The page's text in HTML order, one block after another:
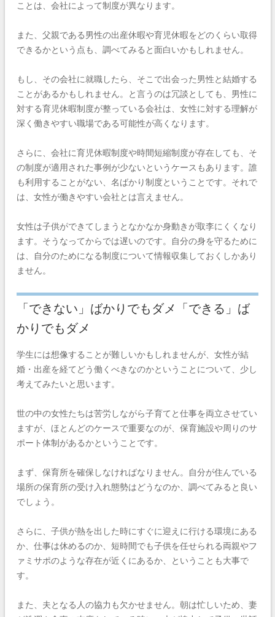
ことは、会社によって制度が異なります。
また、父親である男性の出産休暇や育児休暇をどのくらい取得
できるかという点も、調べてみると面白いかもしれません。
もし、その会社に就職したら、そこで出会った男性と結婚する
ことがあるかもしれません。と言うのは冗談としても、男性に
対する育児休暇制度が整っている会社は、女性に対する理解が
深く働きやすい職場である可能性が高くなります。
さらに、会社に育児休暇制度や時間短縮制度が存在しても、そ
の制度が適用された事例が少ないというケースもあります。誰
も利用することがない、名ばかり制度ということです。それで
は、女性が働きやすい会社とは言えません。
女性は子供ができてしまうとなかなか身動きが取李にくくなり
ます。そうなってからでは遅いのです。自分の身を守るために
は、自分のためになる制度について情報収集しておくしかあり
ません。
「できない」ばかりでもダメ「できる」ば
かりでもダメ
学生には想像することが難しいかもしれませんが、女性が結
婚・出産を経てどう働くべきなのかということについて、少し
考えてみたいと思います。
世の中の女性たちは苦労しながら子育てと仕事を両立させてい
ますが、ほとんどのケースで重要なのが、保育施設や周りのサ
ポート体制があるかということです。
まず、保育所を確保しなければなりません。自分が住んでいる
場所の保育所の受け入れ態勢はどうなのか、調べてみると良い
でしょう。
さらに、子供が熱を出した時にすぐに迎えに行ける環境にある
か、仕事は休めるのか、短時間でも子供を任せられる両親やフ
ァミサポのような存在が近くにあるか、ということも大事で
す。
また、夫となる人の協力も欠かせません。朝は忙しいため、妻